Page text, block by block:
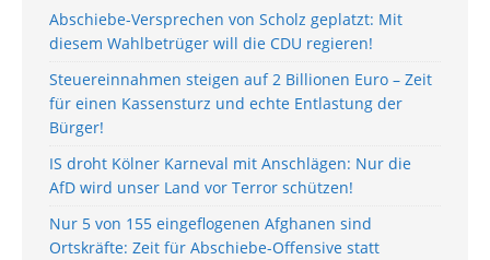
Abschiebe-Versprechen von Scholz geplatzt: Mit
diesem Wahlbetrüger will die CDU regieren!
Steuereinnahmen steigen auf 2 Billionen Euro – Zeit
für einen Kassensturz und echte Entlastung der
Bürger!
IS droht Kölner Karneval mit Anschlägen: Nur die
AfD wird unser Land vor Terror schützen!
Nur 5 von 155 eingeflogenen Afghanen sind
Ortskräfte: Zeit für Abschiebe-Offensive statt